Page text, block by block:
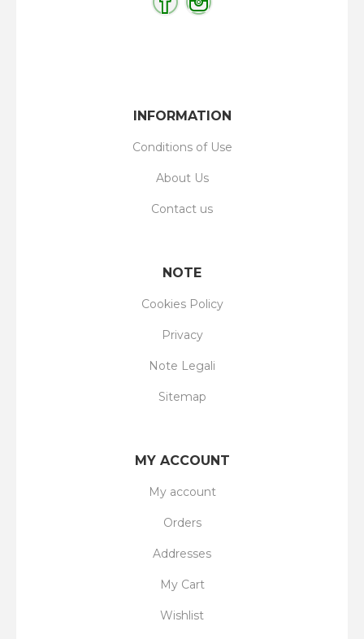
INFORMATION
Conditions of Use
About Us
Contact us
NOTE
Cookies Policy
Privacy
Note Legali
Sitemap
MY ACCOUNT
My account
Orders
Addresses
My Cart
Wishlist